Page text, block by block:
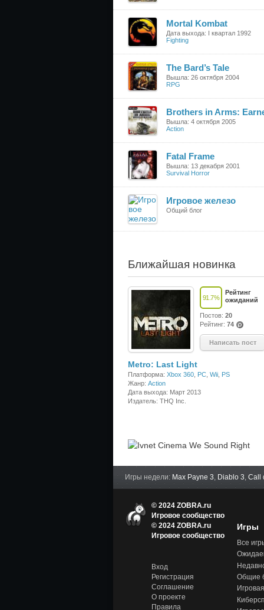
Mortal Kombat
Дата выхода: I квартал 1992
Fighting
The Bard’s Tale
Вышла: 26 октября 2004
RPG
Brothers in Arms:
Вышла: 4 октября 2005
Action
Fatal Frame
Вышла: 13 декабря 2001
Survival Horror
Игровое железо
Общий блог
Ближайшая новинка
91.7%
Рейтинг
ожиданий
Постов: 20
Рейтинг: 74
(po
ints
)
Написать пост
Metro: Last Light
Платформа: Xbox 360 PC Wii PS
Жанр: Action
Дата выхода: Март 2013
Издатель: THQ Inc.
Игры недели: Max Payne 3, Diablo 3, Call
© 2024 ZOBRA.ru
Игровое сообщество
© 2024 ZOBRA.ru
Игровое сообщество
Вход
Регистрация
Соглашение
О проекте
Правила
Игры
Все
Общие